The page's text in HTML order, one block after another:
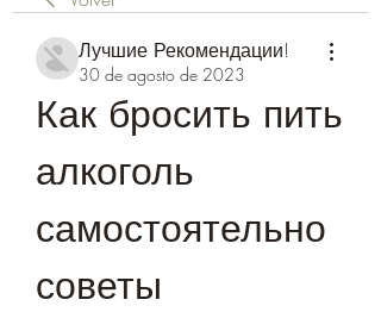
Лучшие Рекомендации!
30 de agosto de 2023
Как бросить пить
алкоголь
самостоятельно
советы